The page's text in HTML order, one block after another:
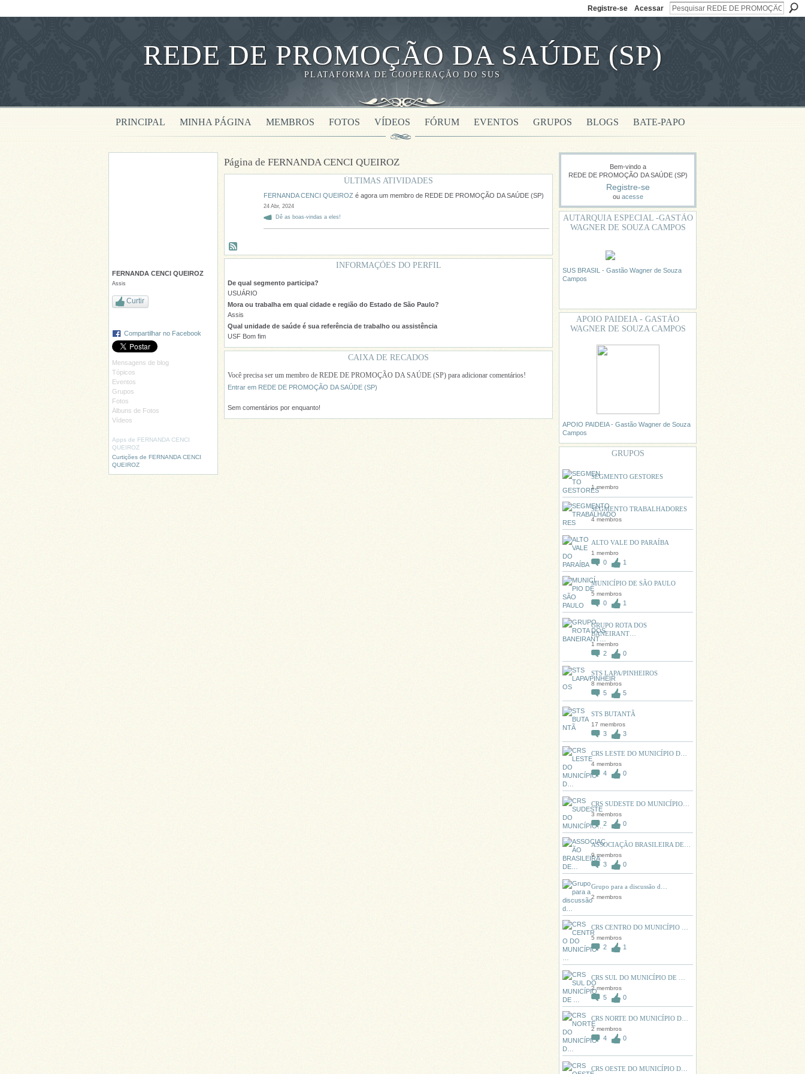
Registre-se Acessar
REDE DE PROMOÇÃO DA SAÚDE (SP)
PLATAFORMA DE COOPERAÇÃO DO SUS
PRINCIPAL MINHA PÁGINA MEMBROS FOTOS VÍDEOS FÓRUM EVENTOS GRUPOS BLOGS BATE-PAPO
FERNANDA CENCI QUEIROZ
Assis
Curtir
Compartilhar no Facebook
Mensagens de blog
Tópicos
Eventos
Grupos
Fotos
Álbuns de Fotos
Vídeos
Apps de FERNANDA CENCI
QUEIROZ
Curtições de FERNANDA CENCI
QUEIROZ
Página de FERNANDA CENCI QUEIROZ
ÚLTIMAS ATIVIDADES
FERNANDA CENCI QUEIROZ é agora um membro de REDE DE PROMOÇÃO DA SAÚDE (SP)
24 Abr, 2024
Dê as boas-vindas a eles!
INFORMAÇÕES DO PERFIL
De qual segmento participa?
USUÁRIO
Mora ou trabalha em qual cidade e região do Estado de São Paulo?
Assis
Qual unidade de saúde é sua referência de trabalho ou assistência
USF Bom fim
CAIXA DE RECADOS
Você precisa ser um membro de REDE DE PROMOÇÃO DA SAÚDE (SP) para adicionar comentários!
Entrar em REDE DE PROMOÇÃO DA SAÚDE (SP)
Sem comentários por enquanto!
Bem-vindo a
REDE DE PROMOÇÃO DA SAÚDE (SP)
Registre-se
ou acesse
AUTARQUIA ESPECIAL -GASTÃO
WAGNER DE SOUZA CAMPOS
SUS BRASIL - Gastão Wagner de Souza
Campos
APOIO PAIDEIA - GASTÃO
WAGNER DE SOUZA CAMPOS
APOIO PAIDEIA - Gastão Wagner de Souza
Campos
GRUPOS
SEGMENTO GESTORES
1 membro
SEGMENTO TRABALHADORES
4 membros
ALTO VALE DO PARAÍBA
1 membro
0 1
MUNICÍPIO DE SÃO PAULO
5 membros
0 1
GRUPO ROTA DOS
BANEIRANT…
1 membro
2 0
STS LAPA/PINHEIROS
8 membros
5 5
STS BUTANTÃ
17 membros
3 3
CRS LESTE DO MUNICÍPIO D…
4 membros
4 0
CRS SUDESTE DO MUNICÍPIO…
3 membros
2 0
ASSOCIAÇÃO BRASILEIRA DE…
9 membros
3 0
Grupo para a discussão d…
2 membros
CRS CENTRO DO MUNICÍPIO …
5 membros
2 1
CRS SUL DO MUNICÍPIO DE …
2 membros
5 0
CRS NORTE DO MUNICÍPIO D…
2 membros
4 0
CRS OESTE DO MUNICÍPIO D…